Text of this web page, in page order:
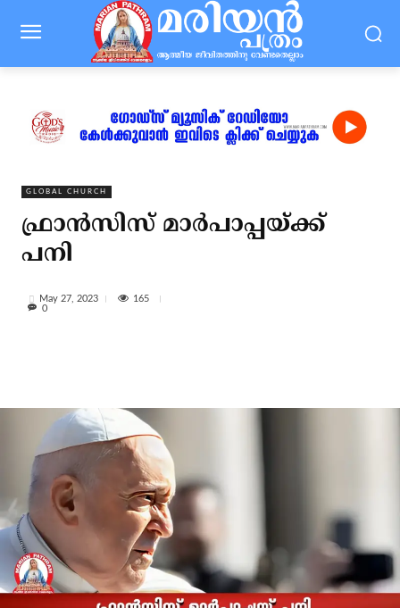
GLOBAL CHURCH
ഫ്രാന്‍സിസ് മാര്‍പാപ്പയ്ക്ക്
പനി
May 27, 2023
165
0